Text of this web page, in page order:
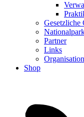
Gesetzliche
Partner
Links
Organisation
Shop